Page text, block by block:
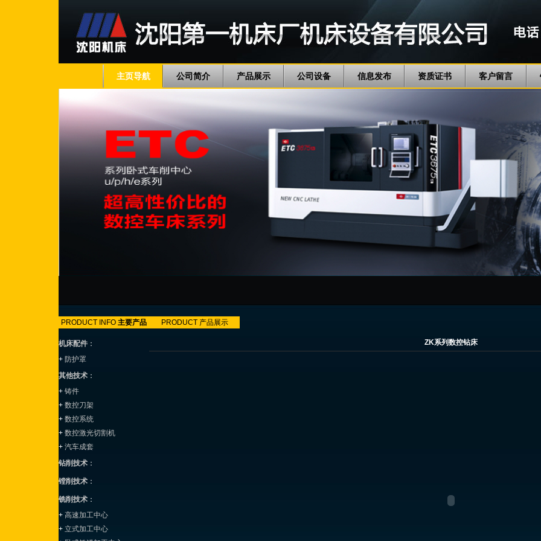
主页导航 公司简介 产品展示 公司设备 信息发布 资质证书 客户留言
PRODUCT INFO 主要产品
机床配件 ：
+ 防护罩
其他技术 ：
+ 铸件
+ 数控刀架
+ 数控系统
+ 数控激光切割机
+ 汽车成套
钻削技术 ：
镗削技术 ：
铣削技术 ：
+ 高速加工中心
+ 立式加工中心
PRODUCT产品展示
ZK系列数控钻床